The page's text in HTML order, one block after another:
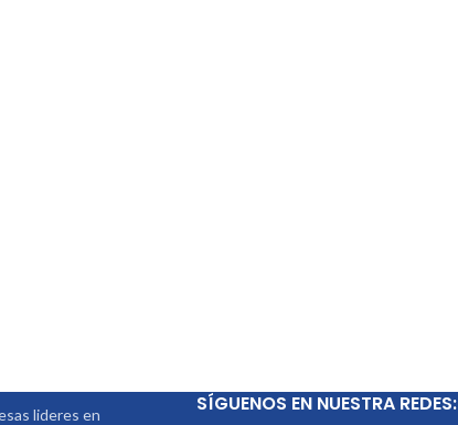
lideres en
SÍGUENOS EN NUESTRA REDES: